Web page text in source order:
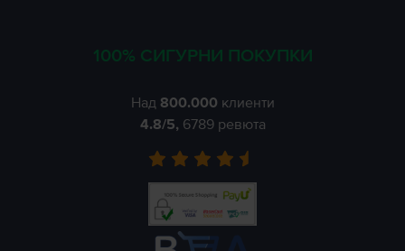
100% СИГУРНИ ПОКУПКИ
Над 800.000 клиенти
4.8/5, 6789 ревюта